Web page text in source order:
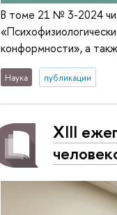
В томе 21 № 3-2024
конформности», а
Наука публикации
XIII